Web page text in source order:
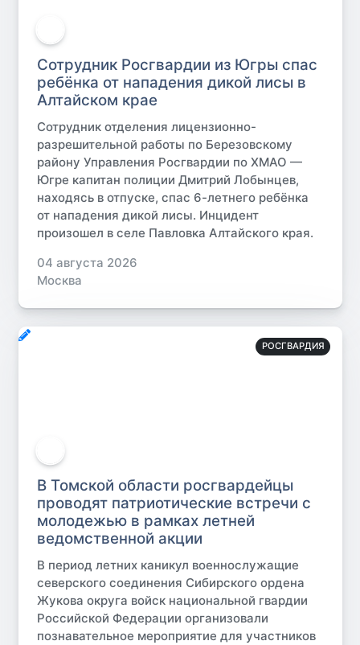
Сотрудник Росгвардии из Югры спас
ребёнка от нападения дикой лисы в
Алтайском крае
Сотрудник отделения лицензионно-
разрешительной работы по Березовскому
району Управления Росгвардии по ХМАО —
Югре капитан полиции Дмитрий Лобынцев,
находясь в отпуске, спас 6-летнего ребёнка
от нападения дикой лисы. Инцидент
произошел в селе Павловка Алтайского края.
04 августа 2026
Москва
РОСГВАРДИЯ
В Томской области росгвардейцы
проводят патриотические встречи с
молодежью в рамках летней
ведомственной акции
В период летних каникул военнослужащие
северского соединения Сибирского ордена
Жукова округа войск национальной гвардии
Российской Федерации организовали
познавательное мероприятие для участников